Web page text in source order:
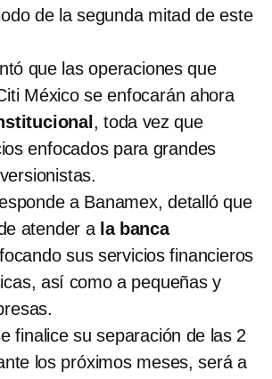
de la segunda mitad de este
que las operaciones que
México se enfocarán ahora
, toda vez que
enfocados para grandes
a Banamex, detalló que
atender a la banca
sus servicios financieros
así como a pequeñas y
finalice su separación de las 2
los próximos meses, será a